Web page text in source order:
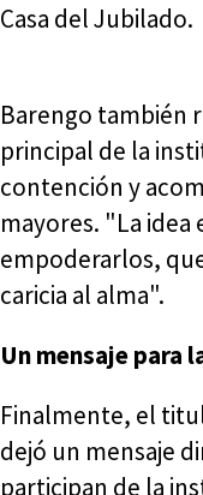
Casa del Jubilado.
Barengo también
principal de la
contención y
mayores. "La
empoderarlos,
caricia al alma".
Un mensaje para
Finalmente, el
dejó un mensaje
participan de la